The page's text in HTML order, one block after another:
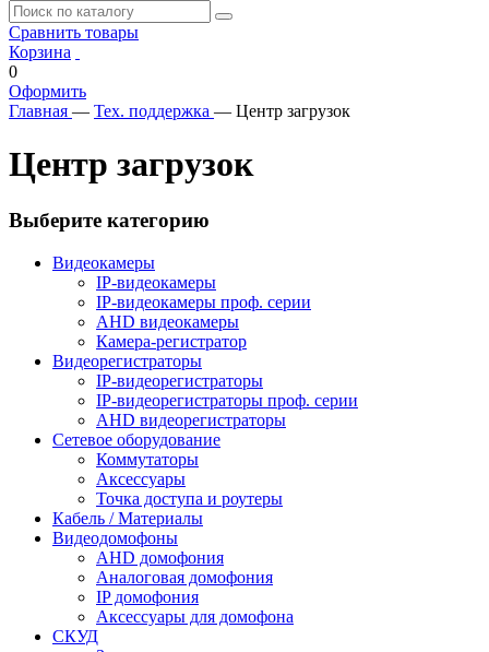
Сравнить товары
Корзина
0
Оформить
Главная — Тех. поддержка — Центр загрузок
Центр загрузок
Выберите категорию
Видеокамеры
IP-видеокамеры
IP-видеокамеры проф. серии
AHD видеокамеры
Камера-регистратор
Видеорегистраторы
IP-видеорегистраторы
IP-видеорегистраторы проф. серии
AHD видеорегистраторы
Сетевое оборудование
Коммутаторы
Аксессуары
Точка доступа и роутеры
Кабель / Материалы
Видеодомофоны
AHD домофония
Аналоговая домофония
IP домофония
Аксессуары для домофона
СКУД